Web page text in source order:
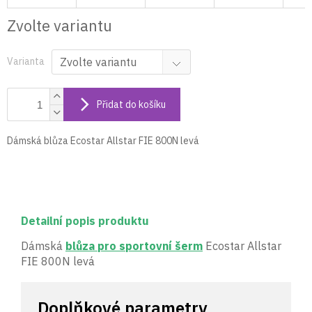
Zvolte variantu
Varianta
Přidat do košíku
Dámská blůza Ecostar Allstar FIE 800N levá
Detailní popis produktu
Dámská blůza pro sportovní šerm Ecostar Allstar
FIE 800N levá